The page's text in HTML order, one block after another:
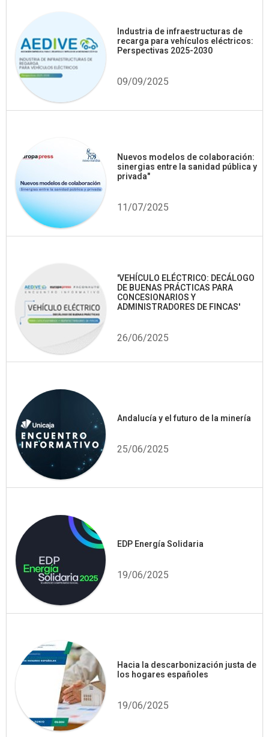
Industria de infraestructuras de
recarga para vehículos eléctricos:
Perspectivas 2025-2030
09/09/2025
Nuevos modelos de colaboración:
sinergias entre la sanidad pública y
privada"
11/07/2025
'VEHÍCULO ELÉCTRICO: DECÁLOGO
DE BUENAS PRÁCTICAS PARA
CONCESIONARIOS Y
ADMINISTRADORES DE FINCAS'
26/06/2025
Andalucía y el futuro de la minería
25/06/2025
EDP Energía Solidaria
19/06/2025
Hacia la descarbonización justa de
los hogares españoles
19/06/2025